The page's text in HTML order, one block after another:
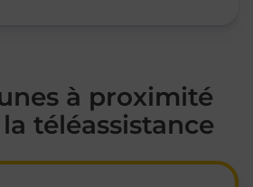
à proximité
téléassistance